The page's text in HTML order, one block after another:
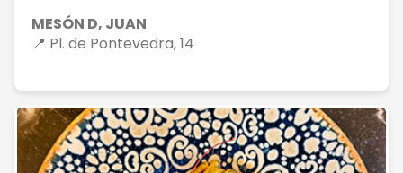
MESÓN D, JUAN
📍 Pl. de Pontevedra, 14